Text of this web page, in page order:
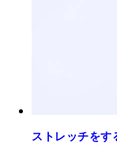
ストレッチを